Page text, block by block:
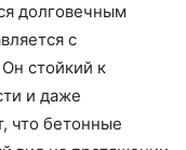
долговечным
с
стойкий к
и даже
что бетонные